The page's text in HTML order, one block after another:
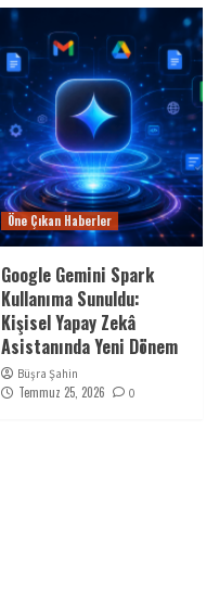
Öne Çıkan Haberler
Google Gemini Spark
Kullanıma Sunuldu:
Kişisel Yapay Zekâ
Asistanında Yeni Dönem
Büşra Şahin
Temmuz 25, 2026 0